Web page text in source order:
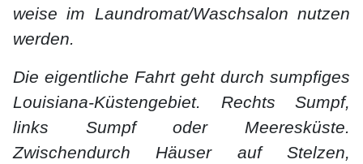
weise im Laundromat/Waschsalon nutzen
werden.
Die eigentliche Fahrt geht durch sumpfiges
Louisiana-Küstengebiet. Rechts Sumpf,
links Sumpf oder Meeresküste.
Zwischendurch Häuser auf Stelzen,